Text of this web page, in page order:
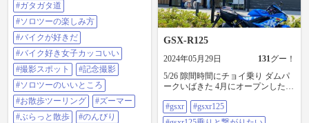
#ガタガタ道
#ソロツーの楽しみ方
#バイクが好きだ
#バイク好き女子カッコいい
#撮影スポット
#記念撮影
#ソロツーのいいところ
#お散歩ツーリング
#ズーマー
#ぶらっと散歩
#のんびり
GSX-R125
2024年05月29日 131グー！
5/26 隙間時間にチョイ乗り ダムパ
ークいばきた 4月にオープンしたダ
ット巡りの途中立ち寄り。 まだ全
部オープンしてないので今後に期
#gsxr
#gsxr125